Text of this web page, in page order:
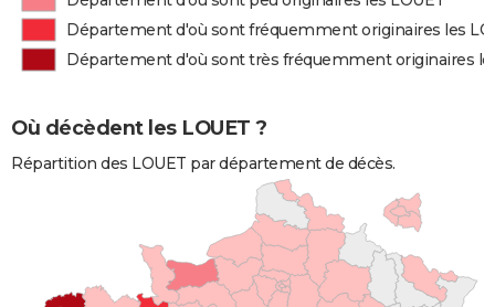
Département d'où sont fréquemment originaires les
Département d'où sont très fréquemment originaires
Où décèdent les LOUET ?
Répartition des LOUET par département de décès.